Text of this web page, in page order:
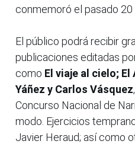
conmemoró el pasado
El público podrá recibir
publicaciones editadas
como El viaje al cielo; El
Yáñez y Carlos Vásquez
Concurso Nacional de
modo. Ejercicios
Javier Heraud; así como